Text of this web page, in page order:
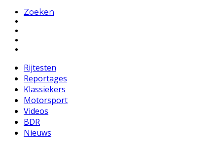
Zoeken
Rijtesten
Reportages
Klassiekers
Motorsport
Videos
BDR
Nieuws